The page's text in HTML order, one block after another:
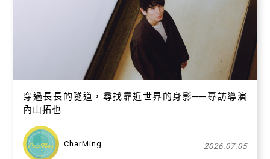
穿過長長的隧道，尋找靠近世界的身影──專訪導演
內山拓也
CharMing 2026.07.05